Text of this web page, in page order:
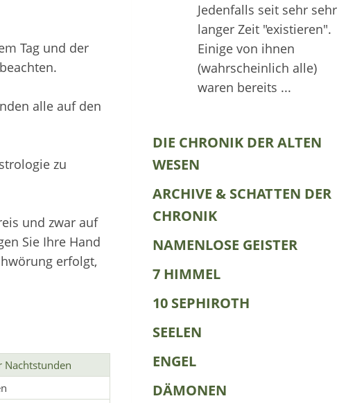
Tag und der
alle auf den
zu
und zwar auf
Sie Ihre Hand
erfolgt,
Nachtstunden
Jedenfalls seit sehr sehr
langer Zeit "existieren".
Einige von ihnen
(wahrscheinlich alle)
waren bereits ...
DIE CHRONIK DER ALTEN
WESEN
ARCHIVE & SCHATTEN DER
CHRONIK
NAMENLOSE GEISTER
7 HIMMEL
10 SEPHIROTH
SEELEN
ENGEL
DÄMONEN